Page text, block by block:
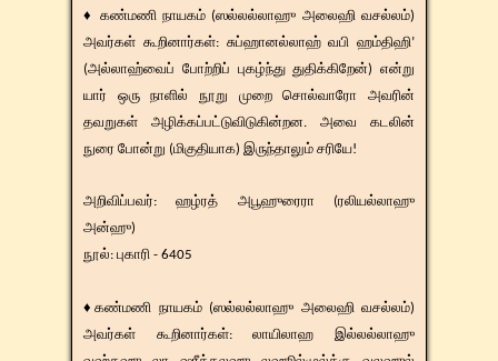
♦ கண்மணி நாயகம் (ஸல்லல்லாஹு அலைஹி வசல்லம்)
அவர்கள் கூறினார்கள்: சுப்ஹானல்லாஹ் வபி ஹம்திஹி’
(அல்லாஹ்வைப் போற்றிப் புகழ்ந்து துதிக்கிறேன்) என்று
யார் ஒரு நாளில் நூறு முறை சொல்வாரோ அவரின்
தவறுகள் அழிக்கப்பட்டுவிடுகின்றன. அவை கடலின்
நுரை போன்று (மிகுதியாக) இருந்தாலும் சரியே!
​​அறிவிப்பவர்: ஹழ்ரத் அபூஹுரைரா (ரலியல்லாஹு
அன்ஹு)
நூல்: புகாரி - 6405
♦கண்மணி நாயகம் (ஸல்லல்லாஹு அலைஹி வசல்லம்)
அவர்கள் கூறினார்கள்: லாயிலாஹ இல்லல்லாஹு